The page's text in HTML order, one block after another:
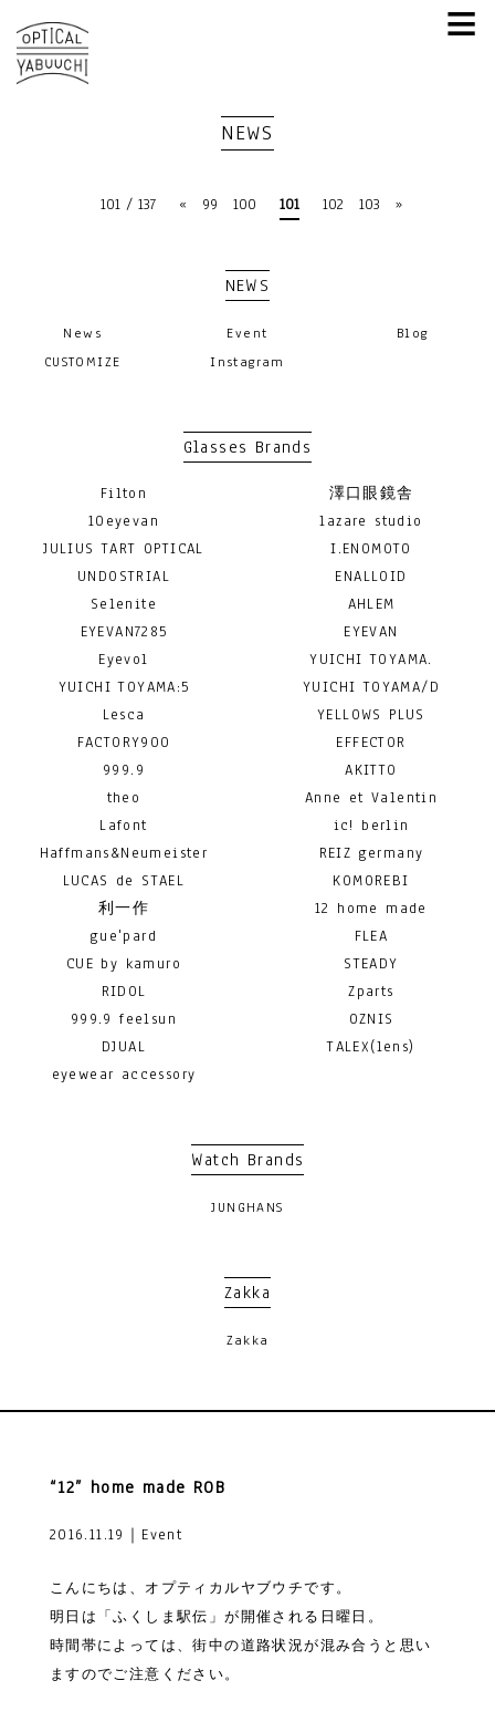
≡
NEWS
101 / 137 « 99 100 101 102 103 »
NEWS
News Event
Blog
CUSTOMIZE
Instagram
Glasses Brands
Filton
澤口眼鏡舎
10eyevan
lazare studio
JULIUS TART OPTICAL
I.ENOMOTO
UNDOSTRIAL
ENALLOID
Selenite
AHLEM
EYEVAN7285
EYEVAN
Eyevol
YUICHI TOYAMA.
YUICHI TOYAMA:5
YUICHI TOYAMA/D
Lesca
YELLOWS PLUS
FACTORY900
EFFECTOR
999.9
AKITTO
theo
Anne et Valentin
Lafont
ic! berlin
Haffmans&Neumeister
REIZ germany
LUCAS de STAEL
KOMOREBI
利一作
12 home made
gue'pard
FLEA
CUE by kamuro
STEADY
RIDOL
Zparts
999.9 feelsun
OZNIS
DJUAL
TALEX(lens)
eyewear accessory
Watch Brands
JUNGHANS
Zakka
Zakka
“12” home made ROB
2016.11.19｜Event
こんにちは、オプティカルヤブウチです。
明日は「ふくしま駅伝」が開催される日曜日。
時間帯によっては、街中の道路状況が混み合うと思い
ますのでご注意ください。